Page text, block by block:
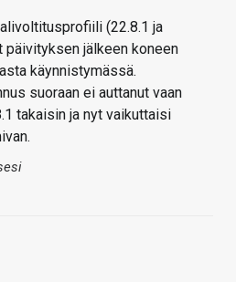
(22.8.1 ja
päivityksen jälkeen koneen
käynnistymässä.
suoraan ei auttanut vaan
takaisin ja nyt vaikuttaisi